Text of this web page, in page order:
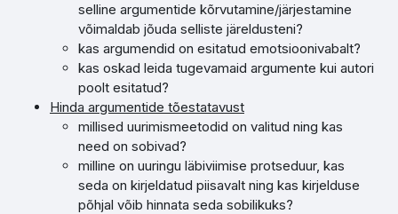
selline argumentide kõrvutamine/järjestamine
võimaldab jõuda selliste järeldusteni?
kas argumendid on esitatud emotsioonivabalt?
kas oskad leida tugevamaid argumente kui autori
poolt esitatud?
Hinda argumentide tõestatavust
millised uurimismeetodid on valitud ning kas
need on sobivad?
milline on uuringu läbiviimise protseduur, kas
seda on kirjeldatud piisavalt ning kas kirjelduse
põhjal võib hinnata seda sobilikuks?